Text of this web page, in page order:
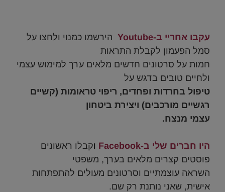
עקבו אחריי ב-Youtube
הירשמו כמנוי ולחצו על
סמל הפעמון לקבלת התראות
חמות על סרטונים חדשים מלאים ערך למימוש עצמי
ולחיים טובים בדגש על
טיפול בחרדות ופחדים, ריפוי טראומות (קשיים
רגשיים מורכבים) ויצירת ביטחון
עצמי מנצח.
היו חברים שלי ב-Facebook
וקבלו ראשונים
פוסטים קצרים מלאים בערך, משפטי
השראה עוצמתיים וסרטונים מעולים להתפתחות
אישית, שאני נותנת רק שם.